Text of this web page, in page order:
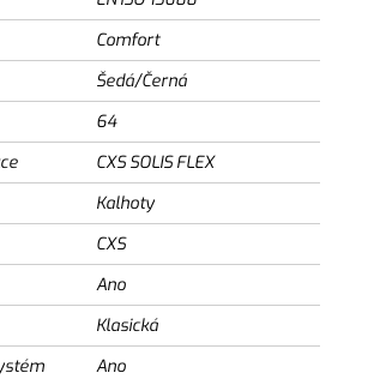
Comfort
Šedá/Černá
64
CXS SOLIS FLEX
Kalhoty
CXS
Ano
Klasická
Ano